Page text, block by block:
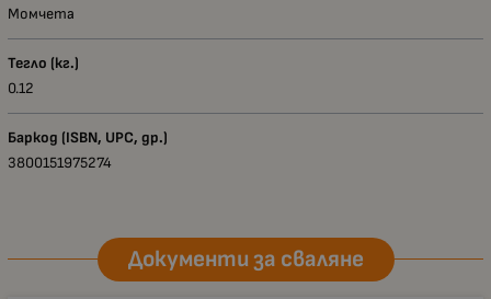
Момчета
Тегло (кг.)
0.12
Баркод (ISBN, UPC, др.)
3800151975274
Документи за сваляне